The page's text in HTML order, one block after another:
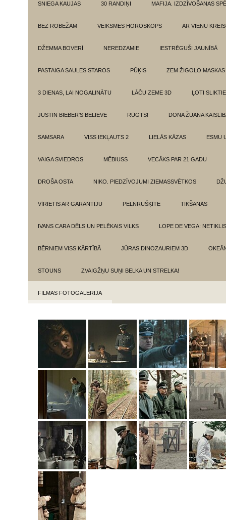
SNIEGA KAUJAS 30 RANDIŅI MAFIJA. IZDZĪVOŠANAS
BEZ ROBEŽĀM VEIKSMES HOROSKOPS AR VIENU
DŽEMMA BOVERĪ NEREDZAMIE IESTRĒGUŠI JAUNĪBĀ
PASTAIGA SAULES STAROS PŪĶIS ZEM ŽIGOLO MASKAS
3 DIENAS, LAI NOGALINĀTU LĀČU ZEME 3D ĻOTI
JUSTIN BIEBER'S BELIEVE RŪGTS! DONA ŽUANA
SAMSARA VISS IEKĻAUTS 2 LIELĀS KĀZAS ESMU
VAIGA SVIEDROS MĒBIUSS VECĀKS PAR 21 GADU
DROŠA OSTA NIKO. PIEDZĪVOJUMI ZIEMASSVĒTKOS
VĪRIETIS AR GARANTIJU PELNRUŠĶĪTE TIKŠANĀS
IVANS CARA DĒLS UN PELĒKAIS VILKS LOPE DE VEGA:
BĒRNIEM VISS KĀRTĪBĀ JŪRAS DINOZAURIEM 3D
STOUNS ZVAIGŽŅU SUŅI BELKA UN STRELKA!
FILMAS FOTOGALERIJA